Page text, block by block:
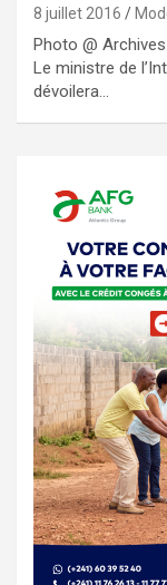
8 juillet 2016
Photo @
Le ministre de
dévoilera…